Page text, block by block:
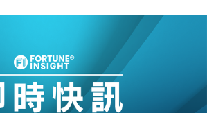
10月換帥 玩具「反」斗城亞洲CEO蔡德
反覆波動收跌 連挫7周創逾3年最長跌勢
7月美元計價出口增近24%勝預期 貿易順
元